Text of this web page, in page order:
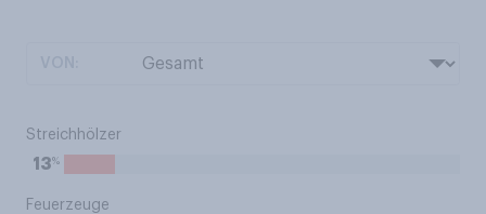
Streichhölzer
13%
Feuerzeuge